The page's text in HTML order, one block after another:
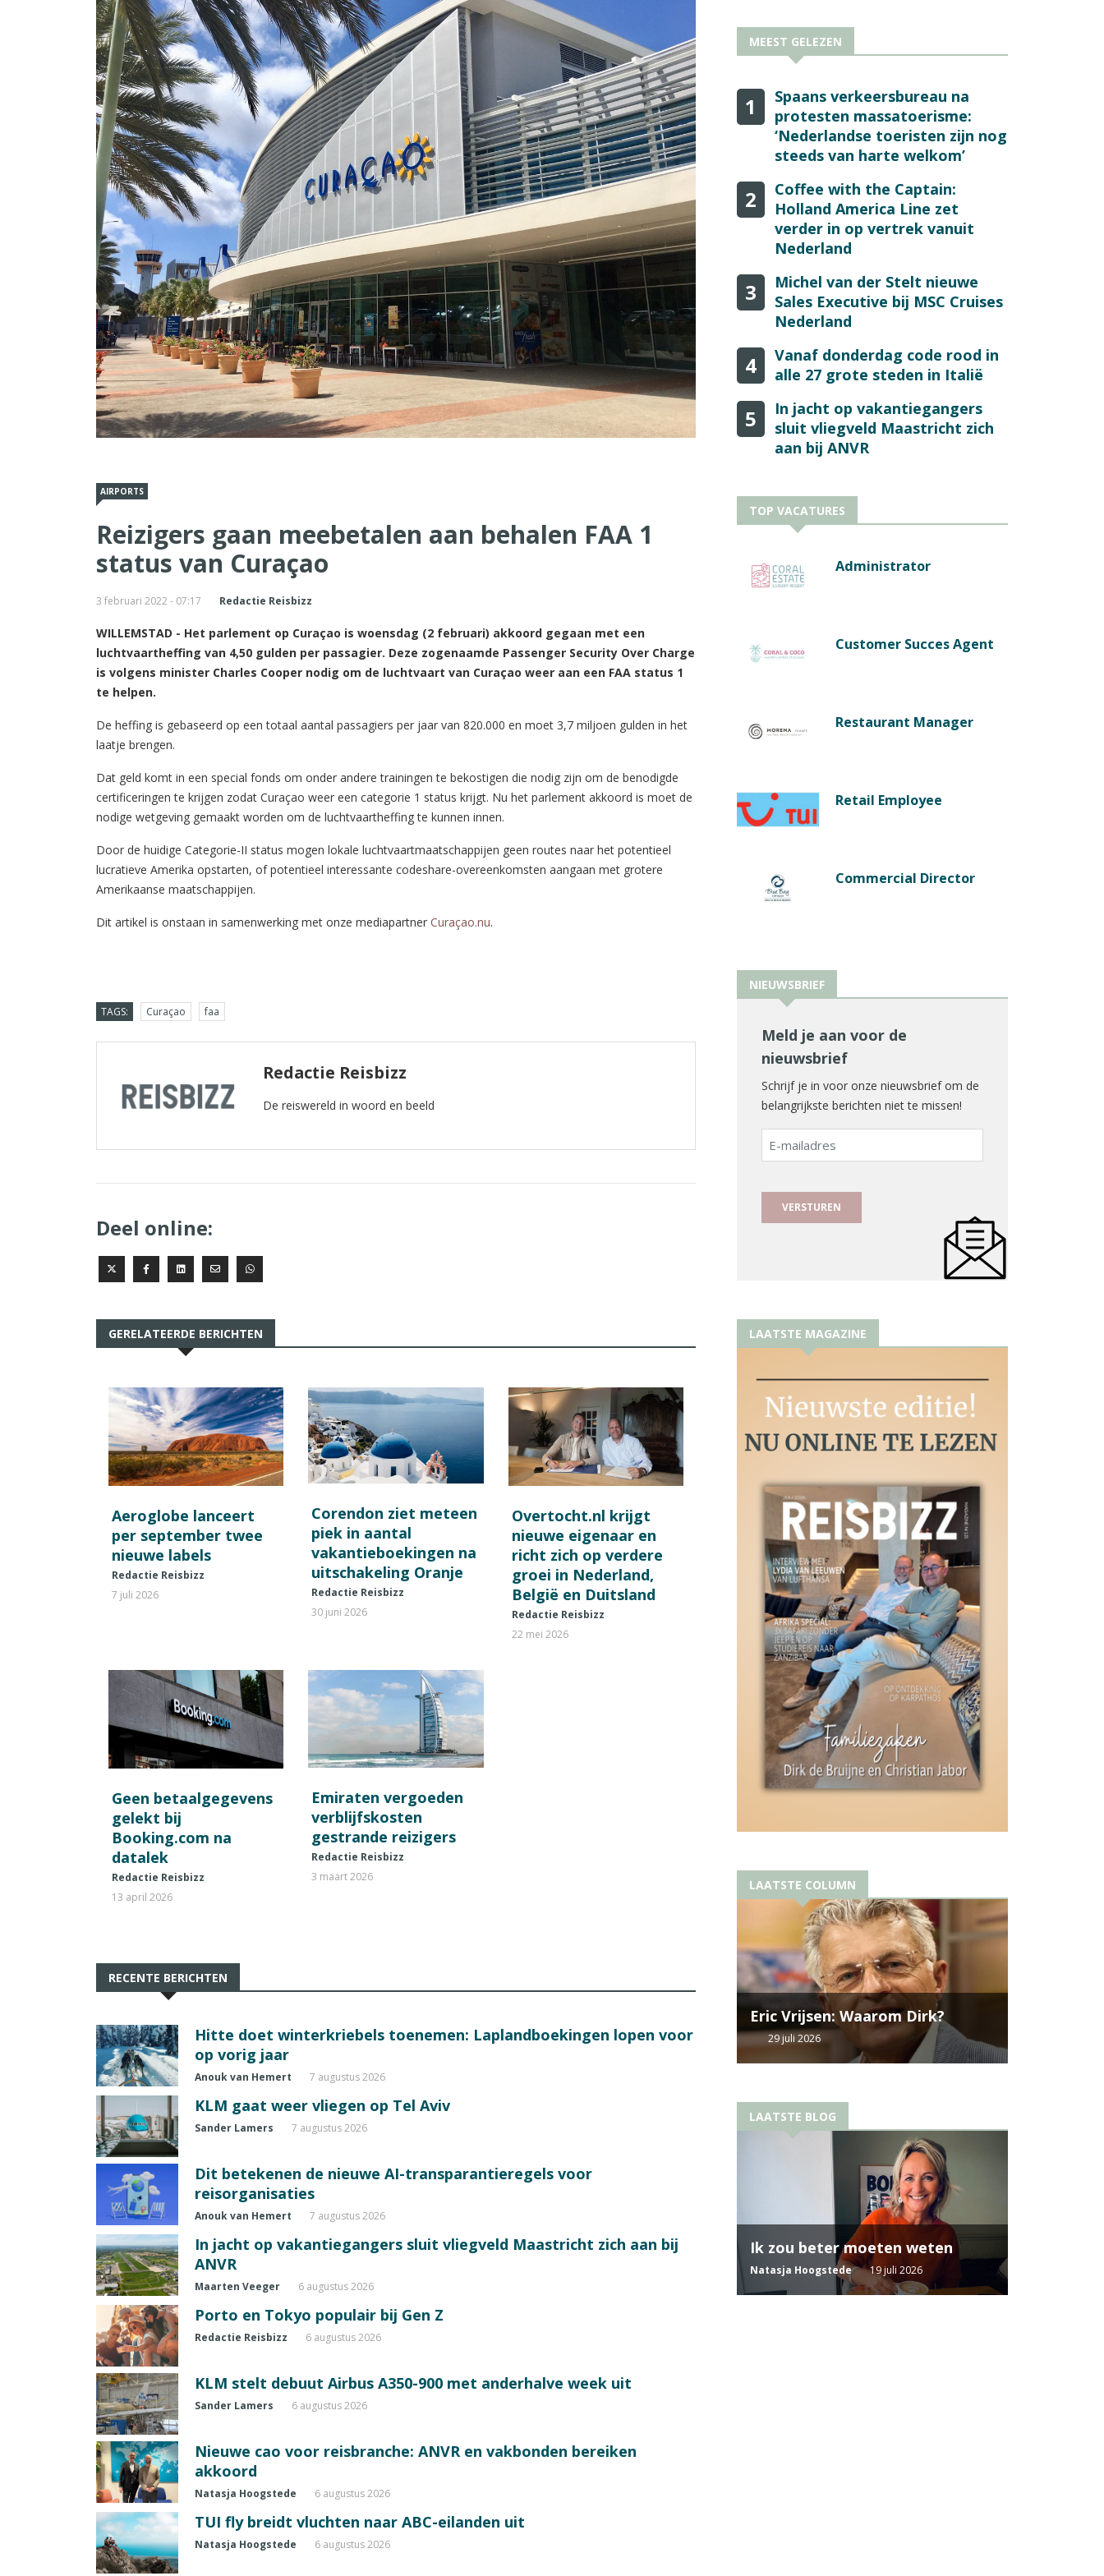
AIRPORTS
Reizigers gaan meebetalen aan behalen FAA 1
status van Curaçao
3 februari 2022 - 07:17 Redactie Reisbizz
WILLEMSTAD - Het parlement op Curaçao is woensdag (2 februari) akkoord gegaan met een
luchtvaartheffing van 4,50 gulden per passagier. Deze zogenaamde Passenger Security Over Charge
is volgens minister Charles Cooper nodig om de luchtvaart van Curaçao weer aan een FAA status 1
te helpen.
De heffing is gebaseerd op een totaal aantal passagiers per jaar van 820.000 en moet 3,7 miljoen gulden in het
laatje brengen.
Dat geld komt in een special fonds om onder andere trainingen te bekostigen die nodig zijn om de benodigde
certificeringen te krijgen zodat Curaçao weer een categorie 1 status krijgt. Nu het parlement akkoord is moet de
nodige wetgeving gemaakt worden om de luchtvaartheffing te kunnen innen.
Door de huidige Categorie-II status mogen lokale luchtvaartmaatschappijen geen routes naar het potentieel
lucratieve Amerika opstarten, of potentieel interessante codeshare-overeenkomsten aangaan met grotere
Amerikaanse maatschappijen.
Dit artikel is onstaan in samenwerking met onze mediapartner Curaçao.nu.
TAGS: Curaçao faa
Redactie Reisbizz
De reiswereld in woord en beeld
Deel online:
GERELATEERDE BERICHTEN
Aeroglobe lanceert
per september twee
nieuwe labels
Redactie Reisbizz
7 juli 2026
Corendon ziet meteen
piek in aantal
vakantieboekingen na
uitschakeling Oranje
Redactie Reisbizz
30 juni 2026
Overtocht.nl krijgt
nieuwe eigenaar en
richt zich op verdere
groei in Nederland,
België en Duitsland
Redactie Reisbizz
22 mei 2026
Geen betaalgegevens
gelekt bij
Booking.com na
datalek
Redactie Reisbizz
13 april 2026
Emiraten vergoeden
verblijfskosten
gestrande reizigers
Redactie Reisbizz
3 maart 2026
RECENTE BERICHTEN
Hitte doet winterkriebels toenemen: Laplandboekingen lopen voor
op vorig jaar
Anouk van Hemert 7 augustus 2026
KLM gaat weer vliegen op Tel Aviv
Sander Lamers 7 augustus 2026
Dit betekenen de nieuwe AI-transparantieregels voor
reisorganisaties
Anouk van Hemert 7 augustus 2026
In jacht op vakantiegangers sluit vliegveld Maastricht zich aan bij
ANVR
Maarten Veeger 6 augustus 2026
Porto en Tokyo populair bij Gen Z
Redactie Reisbizz 6 augustus 2026
KLM stelt debuut Airbus A350-900 met anderhalve week uit
Sander Lamers 6 augustus 2026
Nieuwe cao voor reisbranche: ANVR en vakbonden bereiken
akkoord
Natasja Hoogstede 6 augustus 2026
TUI fly breidt vluchten naar ABC-eilanden uit
Natasja Hoogstede 6 augustus 2026
MEEST GELEZEN
1
Spaans verkeersbureau na
protesten massatoerisme:
‘Nederlandse toeristen zijn nog
steeds van harte welkom’
2
Coffee with the Captain:
Holland America Line zet
verder in op vertrek vanuit
Nederland
3
Michel van der Stelt nieuwe
Sales Executive bij MSC Cruises
Nederland
4
Vanaf donderdag code rood in
alle 27 grote steden in Italië
5
In jacht op vakantiegangers
sluit vliegveld Maastricht zich
aan bij ANVR
TOP VACATURES
Administrator
Customer Succes Agent
Restaurant Manager
Retail Employee
Commercial Director
NIEUWSBRIEF
Meld je aan voor de
nieuwsbrief
Schrijf je in voor onze nieuwsbrief om de
belangrijkste berichten niet te missen!
E-
mailadres
LAATSTE MAGAZINE
LAATSTE COLUMN
Eric Vrijsen: Waarom Dirk?
29 juli 2026
LAATSTE BLOG
Ik zou beter moeten weten
Natasja Hoogstede 19 juli 2026